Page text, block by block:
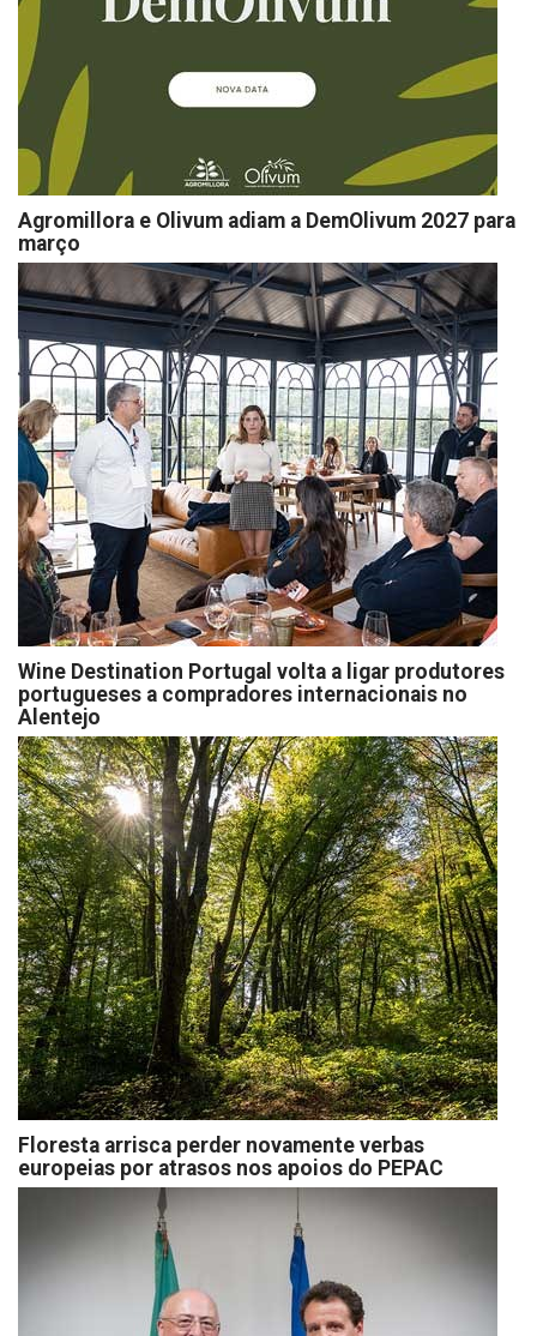
Agromillora e Olivum adiam a DemOlivum 2027 para
março
Wine Destination Portugal volta a ligar produtores
portugueses a compradores internacionais no
Alentejo
Floresta arrisca perder novamente verbas
europeias por atrasos nos apoios do PEPAC